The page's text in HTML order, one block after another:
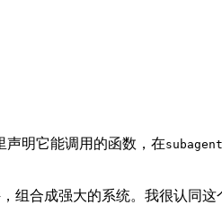
声明它能调用的函数，在
合成强大的系统。我很认同这